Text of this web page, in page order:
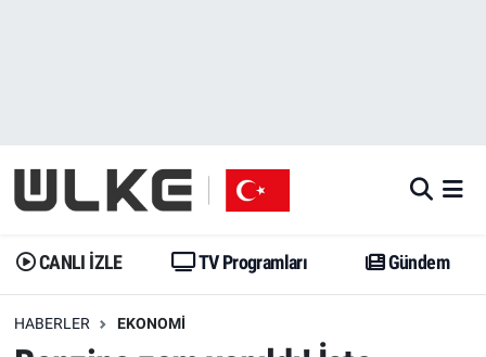
CANLI İZLE TV Programları Gündem
HABERLER EKONOMI
Gündem
Dünya
Gündem
Trend
İstanbul Namaz Vakitleri
Trafik Durumu